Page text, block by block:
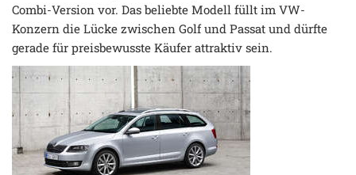
Combi-Version vor. Das beliebte Modell füllt im VW-
Konzern die Lücke zwischen Golf und Passat und dürfte
gerade für preisbewusste Käufer attraktiv sein.